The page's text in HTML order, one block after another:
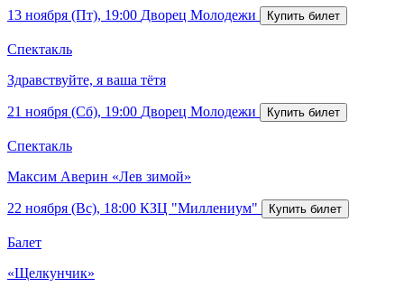
13 ноября (Пт), 19:00 Дворец Молодежи
Спектакль
Здравствуйте, я ваша тётя
21 ноября (Сб), 19:00 Дворец Молодежи
Спектакль
Максим Аверин «Лев зимой»
22 ноября (Вс), 18:00 КЗЦ "Миллениум"
Балет
«Щелкунчик»